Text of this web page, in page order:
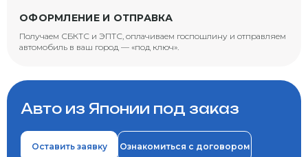
ОФОРМЛЕНИЕ И ОТПРАВКА
Получаем СБКТС и ЭПТС, оплачиваем госпошлину и отправляем
автомобиль в ваш город — «под ключ».
Авто из Японии под заказ
Оставить заявку Ознакомиться с договором